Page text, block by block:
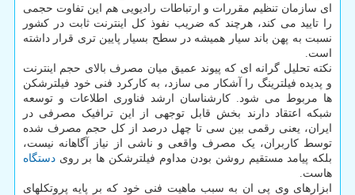
ای سازمان تنظیم مقررات و ارتباطات رادیویی هم این تفاوت حجمی
را تایید می کند، هرچند که ضریب نفوذ کل اینترنت ثابت در کشور
نسبت به پهن باند سیار همیشه در سطح بسیار پایین تری قرار داشته
است.
نکته تحلیل گرانه ای که پیوند عمیق میان مصرف بالای حجم اینترنت
و پدیده فیلترینگ را آشکار می سازد، به کارکرد فنی خود فیلترشکن
ها مربوط می شود. کارشناسان ارشد فناوری اطلاعات و توسعه
شبکه اعتقاد دارند بخش قابل توجهی از این ترافیک مصرفی در
ایران، یعنی رقمی بین سی تا چهل درصد از کل حجم مصرف شده
توسط کاربران، یک مصرف واقعی و ناشی از نیاز آگاهانه نیست،
بلکه پیامد مستقیم روشن بودن مداوم فیلترشکن ها بر روی دستگاه
هاست.
ابزارهای وی پی ان به سبب ماهیت فنی خود که بر پایه پروتکلهای